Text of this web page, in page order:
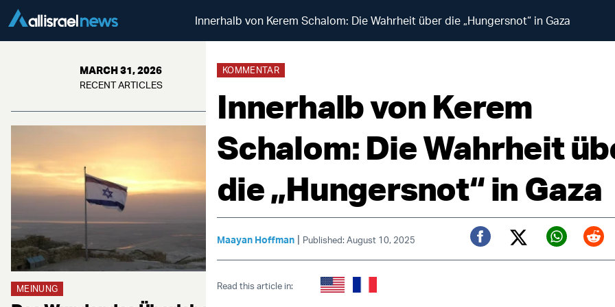
Innerhalb von Kerem Schalom: Die Wahrheit über die „Hungersnot“ in Gaza
MARCH 31, 2026
RECENT ARTICLES
MEINUNG
KOMMENTAR
Innerhalb von Kerem
Schalom: Die Wahrheit
die „Hungersnot“ in Gaza
Maayan Hoffman | Published: August 10, 2025
Facebook
Twitter (X)
Read this article in: